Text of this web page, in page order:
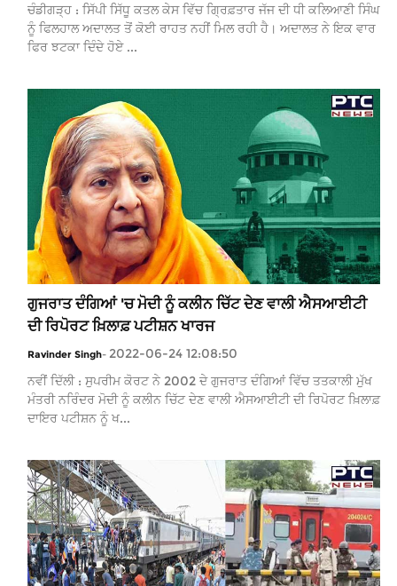
ਚੰਡੀਗੜ੍ਹ : ਸਿੱਪੀ ਸਿੱਧੂ ਕਤਲ ਕੇਸ ਵਿੱਚ ਗ੍ਰਿਫ਼ਤਾਰ ਜੱਜ ਦੀ ਧੀ ਕਲਿਆਣੀ ਸਿੰਘ
ਨੂੰ ਫਿਲਹਾਲ ਅਦਾਲਤ ਤੋਂ ਕੋਈ ਰਾਹਤ ਨਹੀਂ ਮਿਲ ਰਹੀ ਹੈ। ਅਦਾਲਤ ਨੇ ਇਕ ਵਾਰ
ਫਿਰ ਝਟਕਾ ਦਿੰਦੇ ਹੋਏ ...
ਗੁਜਰਾਤ ਦੰਗਿਆਂ 'ਚ ਮੋਦੀ ਨੂੰ ਕਲੀਨ ਚਿੱਟ ਦੇਣ ਵਾਲੀ ਐਸਆਈਟੀ
ਦੀ ਰਿਪੋਰਟ ਖ਼ਿਲਾਫ਼ ਪਟੀਸ਼ਨ ਖਾਰਜ
Ravinder Singh- 2022-06-24 12:08:50
ਨਵੀਂ ਦਿੱਲੀ : ਸੁਪਰੀਮ ਕੋਰਟ ਨੇ 2002 ਦੇ ਗੁਜਰਾਤ ਦੰਗਿਆਂ ਵਿੱਚ ਤਤਕਾਲੀ ਮੁੱਖ
ਮੰਤਰੀ ਨਰਿੰਦਰ ਮੋਦੀ ਨੂੰ ਕਲੀਨ ਚਿੱਟ ਦੇਣ ਵਾਲੀ ਐਸਆਈਟੀ ਦੀ ਰਿਪੋਰਟ ਖ਼ਿਲਾਫ਼
ਦਾਇਰ ਪਟੀਸ਼ਨ ਨੂੰ ਖ...